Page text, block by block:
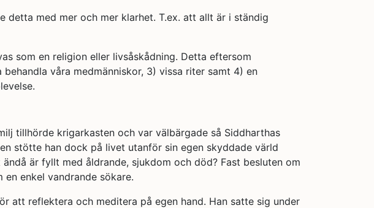
detta med mer och mer klarhet. T.ex. att allt är i ständig
som en religion eller livsåskådning. Detta eftersom
våra medmänniskor, 3) vissa riter samt 4) en
tillhörde krigarkasten och var välbärgade så Siddharthas
stötte han dock på livet utanför sin egen skyddade värld
är fyllt med åldrande, sjukdom och död? Fast besluten om
enkel vandrande sökare.
att reflektera och meditera på egen hand. Han satte sig under